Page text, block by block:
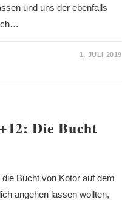
und uns der ebenfalls
1. JULI 2019
Die Bucht
Bucht von Kotor auf dem
angehen lassen wollten,